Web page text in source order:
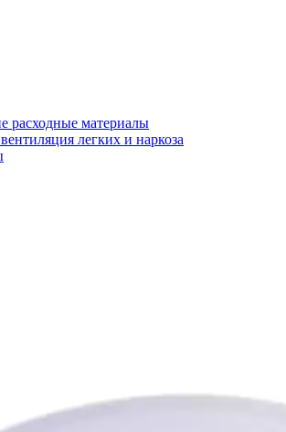
расходные материалы
легких и наркоза